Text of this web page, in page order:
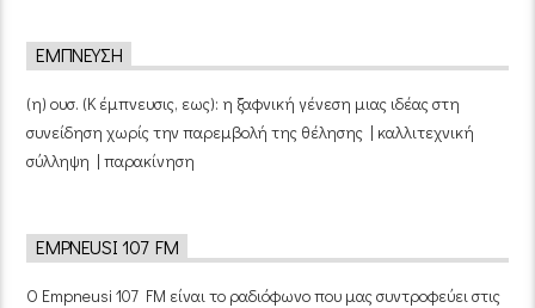
ΈΜΠΝΕΥΣΗ
(η) ουσ. (Κ έμπνευσις, εως): η ξαφνική γένεση μιας ιδέας στη
συνείδηση χωρίς την παρεμβολή της θέλησης | καλλιτεχνική
σύλληψη | παρακίνηση
EMPNEUSI 107 FM
Ο Empneusi 107 FM είναι το ραδιόφωνο που μας συντροφεύει στις